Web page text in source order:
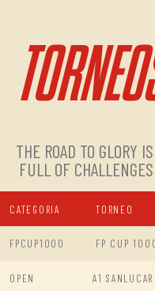
THE ROAD TO GLORY IS
FULL OF CHALLENGES
CATEGORIA TORNEO
FPCUP1000 FP CUP
OPEN A1